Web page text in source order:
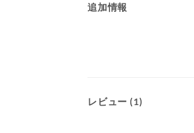
追加情報
レビュー (1)